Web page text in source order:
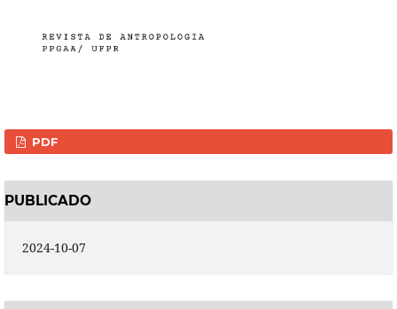
PDF
PUBLICADO
2024-10-07